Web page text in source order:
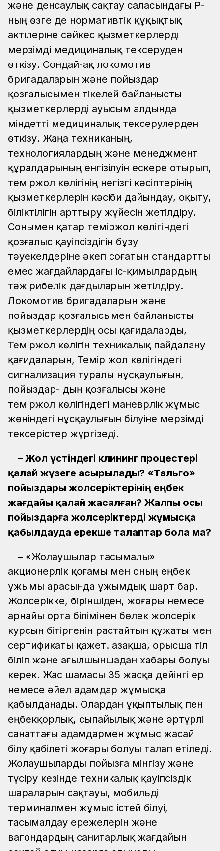
және денсаулық сақтау саласындағы ҚР-
ның өзге де нормативтік құқықтық
актілеріне сәйкес қызметкерлерді
мерзімді медициналық тексеруден
өткізу. Сондай-ақ локомотив
бригадаларын және пойыздар
қозғалысымен тікелей байланысты
қызметкерлерді ауысым алдында
міндетті медициналық тексерулерден
өткізу. Жаңа техниканың,
технологиялардың және менеджмент
құралдарының енгізілуін ескере отырып,
теміржол көлігінің негізгі кәсіптерінің
қызметкерлерін кәсіби дайындау, оқыту,
біліктілігін арттыру жүйесін жетілдіру.
Сонымен қатар теміржол көлігіндегі
қозғалыс қауіпсіздігін бұзу
тәуекелдеріне әкеп соғатын стандартты
емес жағдайлардағы іс-қимылдардың
тәжірибелік дағдыларын жетілдіру.
Локомотив бригадаларын және
пойыздар қозғалысымен байланысты
қызметкерлердің осы қағидаларды,
Теміржол көлігін техникалық пайдалану
қағидаларын, Темір жол көлігіндегі
сигнализация туралы нұсқаулығын,
пойыздар- дың қозғалысы және
теміржол көлігіндегі маневрлік жұмыс
жөніндегі нұсқаулығын білуіне мерзімді
тексерістер жүргізеді.
– Жол үстіндегі клининг процестері
қалай жүзеге асырылады? «Тальго»
пойыздары жолсеріктерінің еңбек
жағдайы қалай жасалған? Жалпы осы
пойыздарға жолсеріктерді жұмысқа
қабылдауда ерекше талаптар бола ма?
– «Жолаушылар тасымалы»
акционерлік қоғамы мен оның еңбек
ұжымы арасында ұжымдық шарт бар.
Жолсерікке, біріншіден, жоғары немесе
арнайы орта білімінен бөлек жолсерік
курсын бітіргенін растайтын құжаты мен
сертификаты қажет. Қазақша, орысша тіл
біліп және ағылшыншадан хабары болуы
керек. Жас шамасы 35 жасқа дейінгі ер
немесе әйел адамдар жұмысқа
қабылданады. Олардан ұқыптылық пен
еңбекқорлық, сыпайылық және әртүрлі
санаттағы адамдармен жұмыс жасай
білу қабілеті жоғары болуы талап етіледі.
Жолаушыларды пойызға мінгізу және
түсіру кезінде техникалық қауіпсіздік
шараларын сақтауы, мобильді
терминалмен жұмыс істей білуі,
тасымалдау ережелерін және
вагондардың санитарлық жағдайын